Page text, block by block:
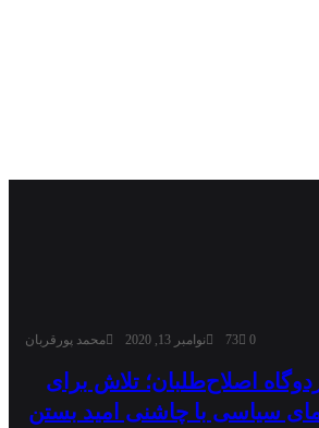
محمد پورقربان نوامبر 13, 2020 0
73
اصلاح‌طلبان؛ تلاش برای
سیاسی با چاشنی امید بستن